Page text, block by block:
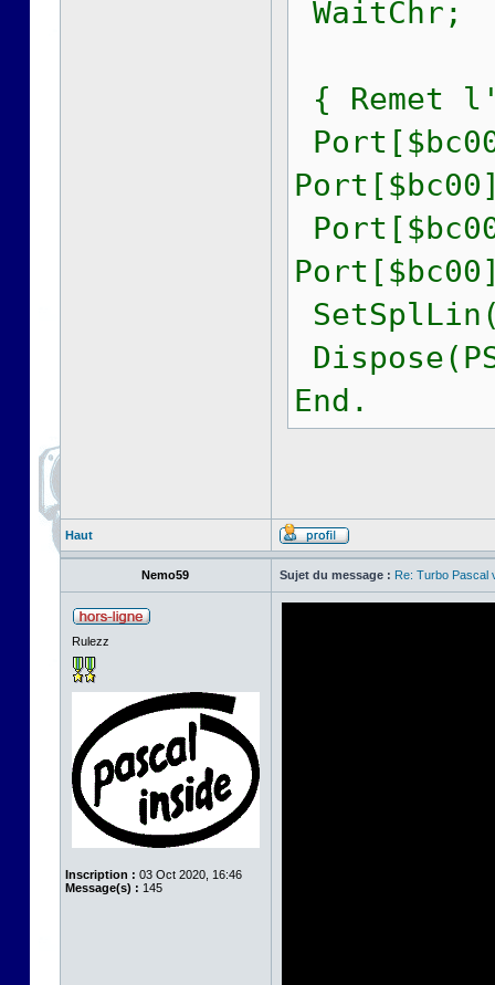
WaitChr;
{ Remet
End.
Haut
Nemo59 Sujet du message : Re: Turbo Pascal
Rulezz
Inscription : 03 Oct 2020, 16:46
Message(s) : 145